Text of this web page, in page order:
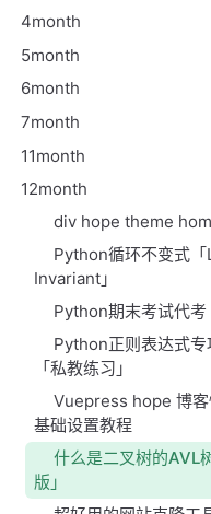
4month
5month
6month
7month
11month
12month
div hope theme
Python循环不变式
Invariant」
Python期末考试代考
Python正则表达式专
「私教练习」
Vuepress hope 博客
基础设置教程
什么是二叉树的AVL
版」